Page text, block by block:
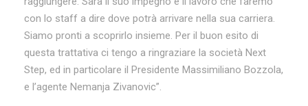
con lo staff a dire dove potrà arrivare nella sua carriera.
Siamo pronti a scoprirlo insieme. Per il buon esito di
questa trattativa ci tengo a ringraziare la società Next
Step, ed in particolare il Presidente Massimiliano Bozzola,
e l’agente Nemanja Zivanovic”.